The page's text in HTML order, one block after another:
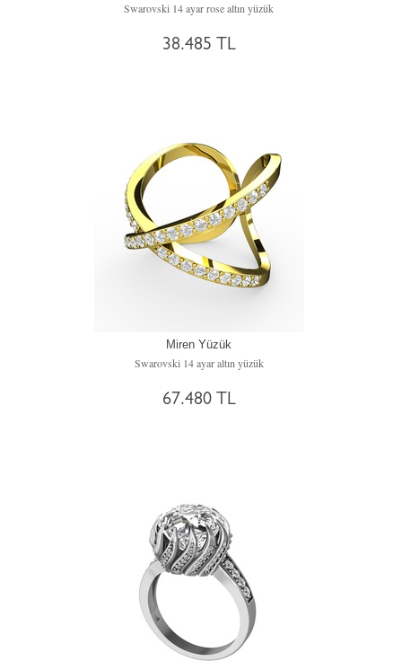
Swarovski 14 ayar rose altın yüzük
38.485 TL
Miren Yüzük
Swarovski 14 ayar altın yüzük
67.480 TL